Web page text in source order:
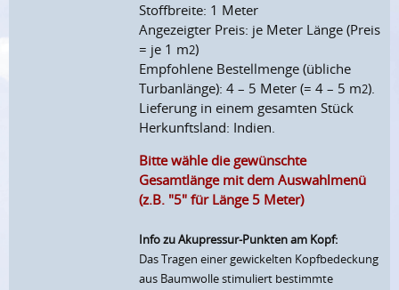
Stoffbreite: 1 Meter
Angezeigter Preis: je Meter Länge (Preis
= je 1 m2)
Empfohlene Bestellmenge (übliche
Turbanlänge): 4 – 5 Meter (= 4 – 5 m2).
Lieferung in einem gesamten Stück
Herkunftsland: Indien.
Bitte wähle die gewünschte
Gesamtlänge mit dem Auswahlmenü
(z.B. "5" für Länge 5 Meter)
Info zu Akupressur-Punkten am Kopf:
Das Tragen einer gewickelten Kopfbedeckung
aus Baumwolle stimuliert bestimmte